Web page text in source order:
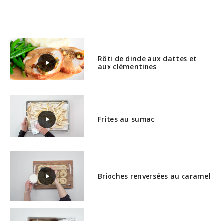
Rôti de dinde aux dattes et
aux clémentines
Frites au sumac
Brioches renversées au caramel